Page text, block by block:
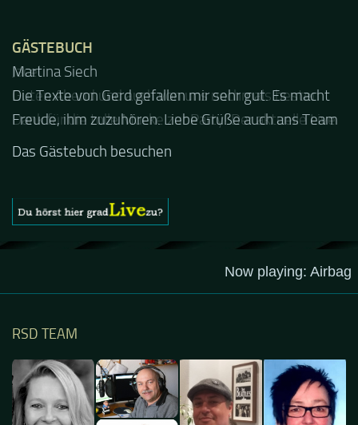
GÄSTEBUCH
Jacel
Guten Abend und auch von uns nochmals besten
Dank für die tolle Mucke zur Party! Der aktuelle Live
Stream ist eine schöne Zusammenfassung - Merci...